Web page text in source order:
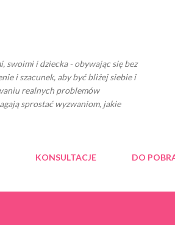
swoimi i dziecka - obywając się bez
i szacunek, aby być bliżej siebie i
realnych problemów
sprostać wyzwaniom, jakie
KONSULTACJE DO